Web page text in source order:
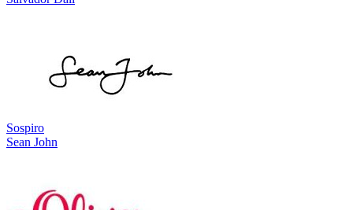
Sospiro
Sean John